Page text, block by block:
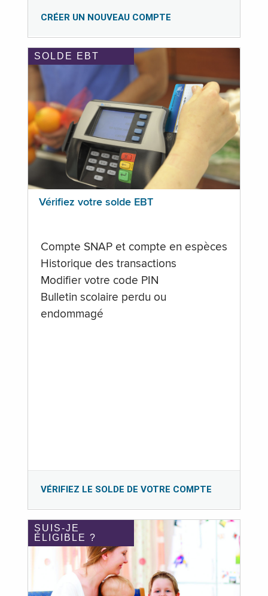
CRÉER UN NOUVEAU COMPTE
SOLDE EBT
Vérifiez votre solde EBT
Compte SNAP et compte en espèces
Historique des transactions
Modifier votre code PIN
Bulletin scolaire perdu ou
endommagé
VÉRIFIEZ LE SOLDE DE VOTRE COMPTE
SUIS-JE
ÉLIGIBLE ?